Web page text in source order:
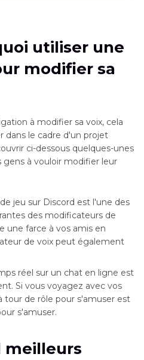
modificateur de voix
utiliser une
modifier sa
à modifier sa voix, cela
dans le cadre d'un projet
ci-dessous quelques-unes
gens à vouloir modifier leur
jeu sur Discord est l'une des
des modificateurs de
une farce à vos amis en
de voix peut également
réel sur un chat en ligne est
Si vous voyagez avec vos
tour de rôle pour s'amuser est
s'amuser.
meilleurs